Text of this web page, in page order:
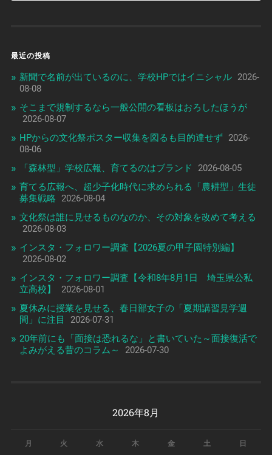
最近の投稿
新聞で名前が出ているのに、学校HPではイニシャル 2026-
08-08
そこまで規制するなら一般公開の看板はおろしたほうが
2026-08-07
HPからの文化祭ポスター収集を図るも目的達せず
2026-
08-06
「森林型」学校広報、育てるのはブランド
2026-08-05
育てる広報へ、超少子化時代に求められる「農耕型」生徒
募集戦略
2026-08-04
文化祭は誰に見せるものなのか、その対象を改めて考える
2026-08-03
インスタ・フォロワー調査【2026夏の甲子園特別編】
2026-08-02
インスタ・フォロワー調査【令和8年8月1日 埼玉県公私
立高校】
2026-08-01
夏休みに授業を見せる、春日部女子の「夏期講習見学週
間」に注目
2026-07-31
20年前にも「面接は恐れるな」と書いていた～面接復活で
よみがえる昔のコラム～
2026-07-30
2026年8月
月 火 水 木 金 土 日